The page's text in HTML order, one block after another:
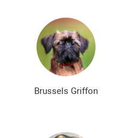
Brussels Griffon